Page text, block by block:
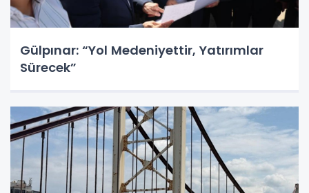
Gülpınar: “Yol Medeniyettir, Yatırımlar
Sürecek”